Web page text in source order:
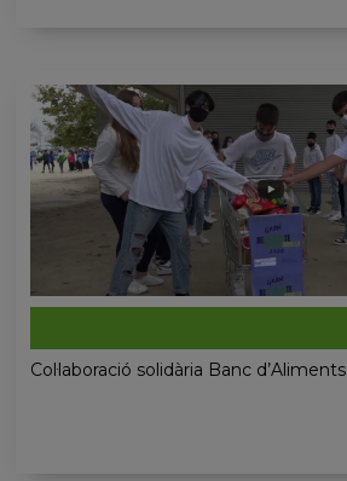
Col·laboració solidària Banc d’Aliments